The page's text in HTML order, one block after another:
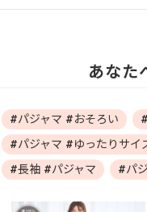
あなた
#パジャマ #おそろい
#パジャマ #ゆったりサイ
#長袖 #パジャマ
#パ